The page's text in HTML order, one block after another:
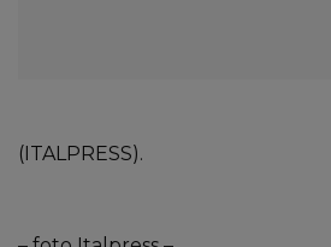
(ITALPRESS).